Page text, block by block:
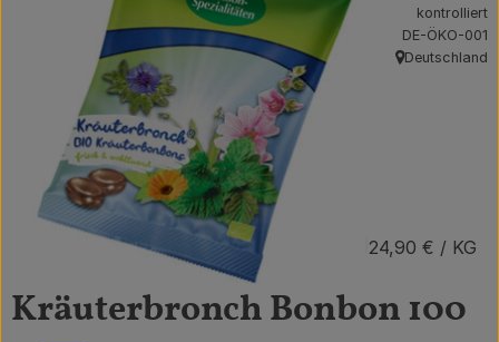
Obst & Gemüse
Getränke
Vorratskammer
Frühstück
Süßes & Salziges
Kräuterbronch Bonbon 100
2,49 € 24,90 € / KG
kontrolliert
, Kontrollstelle:
DE-ÖKO-001
, Herkunft:
Deutschland